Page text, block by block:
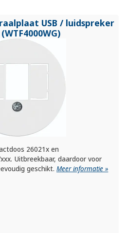
USB / luidspreker
26021x en
Uitbreekbaar, daardoor voor
geschikt.Meer informatie »